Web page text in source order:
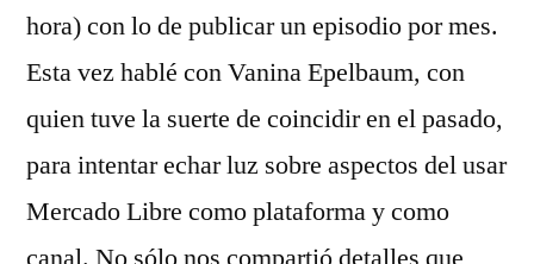
hora) con lo de publicar un episodio por mes.
Esta vez hablé con ⁠Vanina Epelbaum⁠, con
quien tuve la suerte de coincidir en el pasado,
para intentar echar luz sobre aspectos del usar
Mercado Libre como plataforma y como